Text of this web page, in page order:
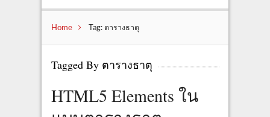
Home Tag: ตารางธาตุ
Tagged By ตารางธาตุ
HTML5 Elements ใน